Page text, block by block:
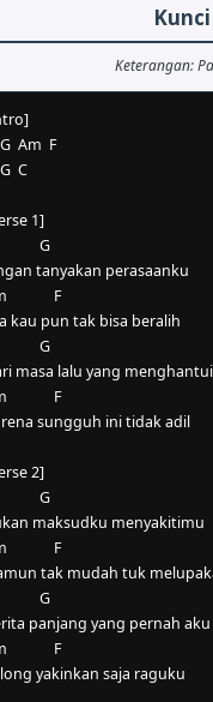
Keterangan:
Am  F
C
1]
G
tanyakan perasaanku
F
kau pun tak bisa beralih
G
masa lalu yang
F
sungguh ini tidak adil
2]
G
maksudku menyakitimu
F
tak mudah tuk
G
panjang yang pernah
F
yakinkan saja raguku